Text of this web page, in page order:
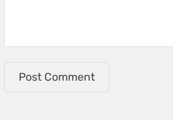
Post Comment